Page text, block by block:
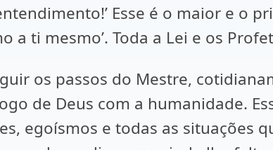
Esse é o maior e o
a ti mesmo’. Toda a Lei e os
os passos do Mestre,
de Deus com a humanidade.
egoísmos e todas as situações